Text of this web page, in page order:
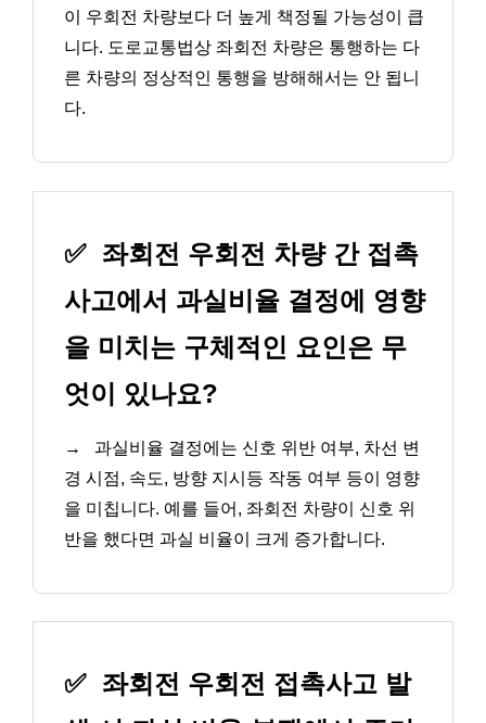
이 우회전 차량보다 더 높게 책정될 가능성이 큽
니다. 도로교통법상 좌회전 차량은 통행하는 다
른 차량의 정상적인 통행을 방해해서는 안 됩니
다.
✅ 좌회전 우회전 차량 간 접촉
사고에서 과실비율 결정에 영향
을 미치는 구체적인 요인은 무
엇이 있나요?
→
과실비율 결정에는 신호 위반 여부, 차선 변
경 시점, 속도, 방향 지시등 작동 여부 등이 영향
을 미칩니다. 예를 들어, 좌회전 차량이 신호 위
반을 했다면 과실 비율이 크게 증가합니다.
✅ 좌회전 우회전 접촉사고 발